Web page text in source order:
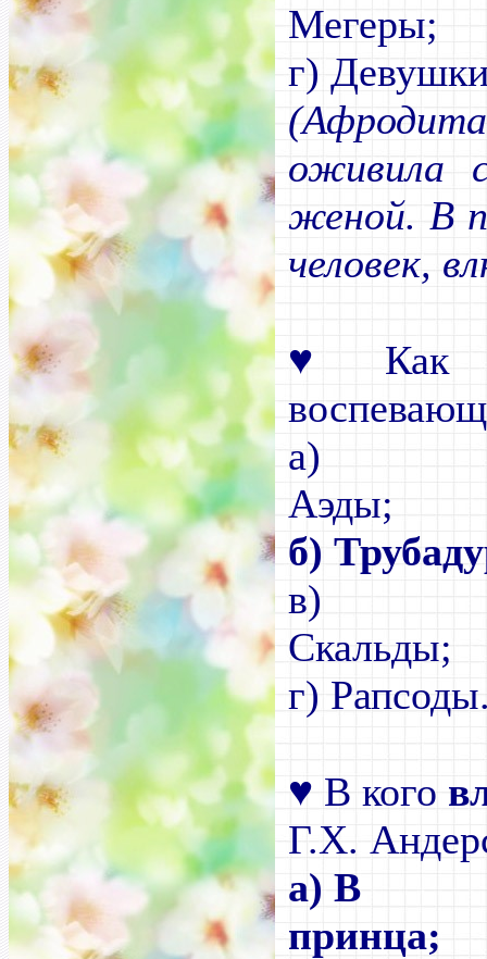
г)
оживила
женой. В
человек,
♥
Как
а)
б)
в)
г)
♥ В кого
Г.Х.
а) В